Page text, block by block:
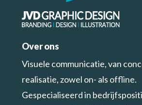
Over ons
Visuele communicatie, van
realisatie, zowel on- als offline.
Gespecialiseerd in